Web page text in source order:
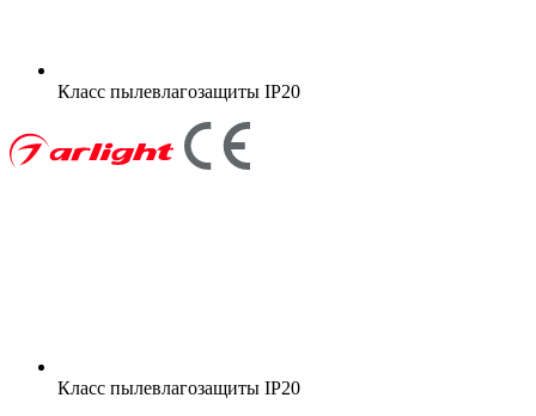
Класс пылевлагозащиты IP20
Класс пылевлагозащиты IP20